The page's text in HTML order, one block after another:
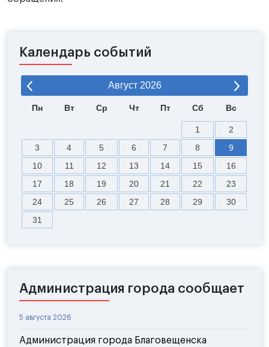
Календарь событий
Август 2026
Пн Вт Ср Чт Пт Сб Вс
1
2
3
4 5 6 7 8
9
10
11 12 13 14 15
16
17
18 19 20 21 22
23
24
25 26 27 28 29
30
31
Администрация города сообщает
5 августа 2026
Администрация города Благовещенска